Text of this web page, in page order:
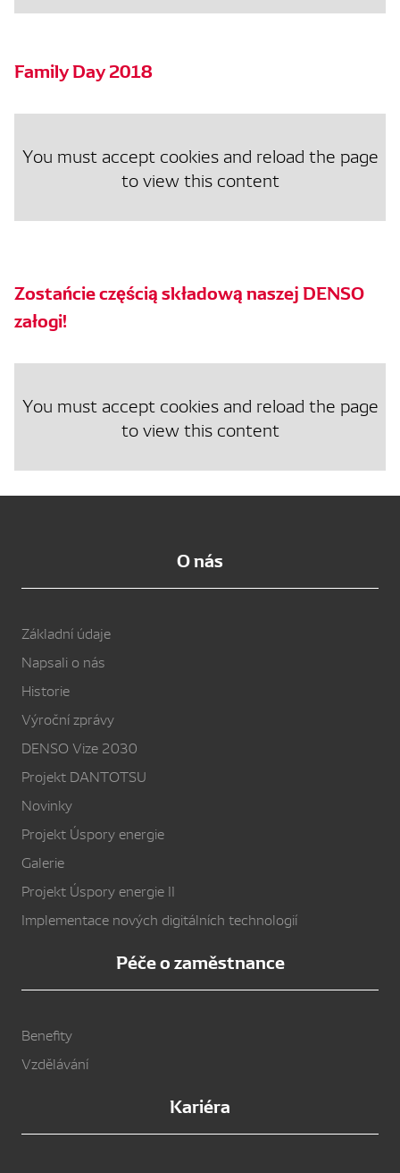
Family Day 2018
You must accept cookies and reload the page
to view this content
Zostańcie częścią składową naszej DENSO
załogi!
You must accept cookies and reload the page
to view this content
O nás
Základní údaje
Napsali o nás
Historie
Výroční zprávy
DENSO Vize 2030
Projekt DANTOTSU
Novinky
Projekt Úspory energie
Galerie
Projekt Úspory energie II
Implementace nových digitálních technologií
Péče o zaměstnance
Benefity
Vzdělávání
Kariéra